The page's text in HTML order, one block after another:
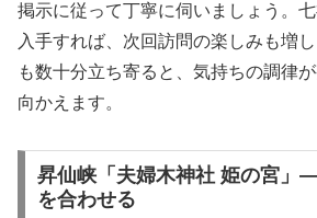
掲示に従って丁寧に伺いましょう。
入手すれば、次回訪問の楽しみも増
も数十分立ち寄ると、気持ちの調律
向かえます。
昇仙峡「夫婦木神社 姫の宮」
を合わせる